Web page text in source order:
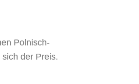
Polnisch-
der Preis.